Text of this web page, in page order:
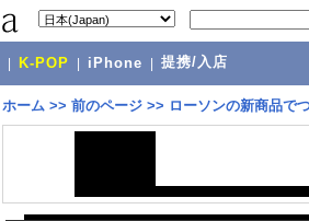
K-POP iPhone 提携/入店
ホーム >> 前のページ >> ローソンの新商品で